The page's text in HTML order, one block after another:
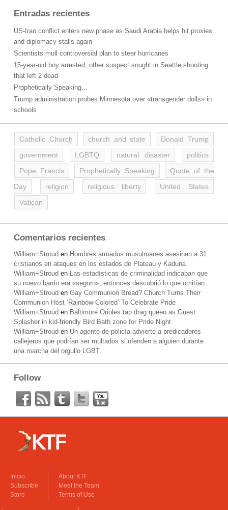
Entradas recientes
US-Iran conflict enters new phase as Saudi Arabia helps hit proxies
and diplomacy stalls again
Scientists mull controversial plan to steer hurricanes
15-year-old boy arrested, other suspect sought in Seattle shooting
that left 2 dead
Prophetically Speaking…
Trump administration probes Minnesota over «transgender dolls» in
schools
Catholic Church church and state
Donald Trump
government
LGBTQ natural disaster
politics
Pope Francis
Prophetically Speaking
Quote of the
Day
religion religious liberty
United States
Vatican
Comentarios recientes
William+Stroud en Hombres armados musulmanes asesinan a 31
cristianos en ataques en los estados de Plateau y Kaduna
William+Stroud en Las estadísticas de criminalidad indicaban que
su nuevo barrio era «seguro»; entonces descubrió lo que omitían.
William+Stroud en Gay Communion Bread? Church Turns Their
Communion Host ‘Rainbow-Colored’ To Celebrate Pride
William+Stroud en Baltimore Orioles tap drag queen as Guest
Splasher in kid-friendly Bird Bath zone for Pride Night
William+Stroud en Un agente de policía advierte a predicadores
callejeros que podrían ser multados si ofenden a alguien durante
una marcha del orgullo LGBT.
Follow
Inicio
Subscribe
Store
About KTF
Meet the Team
Terms of Use